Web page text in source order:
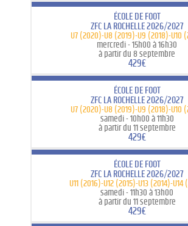
ÉCOLE DE FOOT
ZFC LA ROCHELLE 2026/2027
U7 (2020)-U8 (2019)-U9 (2018)-U10
mercredi - 15h00 à 16h30
à partir du 8 septembre
429€
ÉCOLE DE FOOT
ZFC LA ROCHELLE 2026/2027
U7 (2020)-U8 (2019)-U9 (2018)-U10
samedi - 10h00 à 11h30
à partir du 11 septembre
429€
ÉCOLE DE FOOT
ZFC LA ROCHELLE 2026/2027
U11 (2016)-U12 (2015)-U13 (2014)-U14
samedi - 11h30 à 13h00
à partir du 11 septembre
429€